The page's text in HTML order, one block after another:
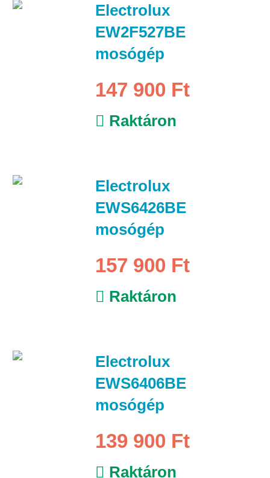
Electrolux
EW2F527BE
mosógép
147 900 Ft
Raktáron
Electrolux
EWS6426BE
mosógép
157 900 Ft
Raktáron
Electrolux
EWS6406BE
mosógép
139 900 Ft
Raktáron